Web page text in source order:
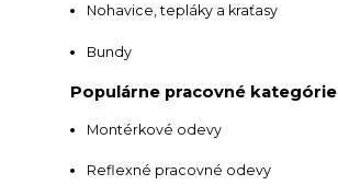
Nohavice, tepláky a kraťasy
Bundy
Populárne pracovné kategórie
Montérkové odevy
Reflexné pracovné odevy